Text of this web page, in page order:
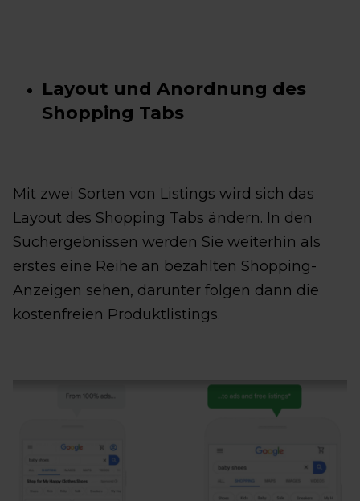
Layout und Anordnung des
Shopping Tabs
Mit zwei Sorten von Listings wird sich das
Layout des Shopping Tabs ändern. In den
Suchergebnissen werden Sie weiterhin als
erstes eine Reihe an bezahlten Shopping-
Anzeigen sehen, darunter folgen dann die
kostenfreien Produktlistings.